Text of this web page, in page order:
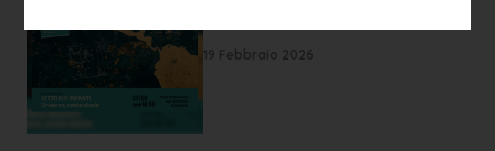
19 Febbraio 2026